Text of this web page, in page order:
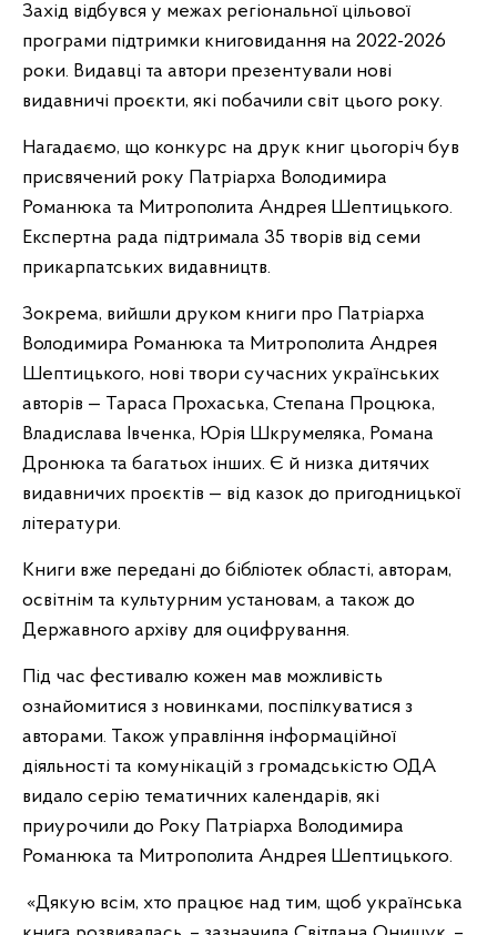
Захід відбувся у межах регіональної цільової
програми підтримки книговидання на 2022-2026
роки. Видавці та автори презентували нові
видавничі проєкти, які побачили світ цього року.
Нагадаємо, що конкурс на друк книг цьогоріч був
присвячений року Патріарха Володимира
Романюка та Митрополита Андрея Шептицького.
Експертна рада підтримала 35 творів від семи
прикарпатських видавництв.
Зокрема, вийшли друком книги про Патріарха
Володимира Романюка та Митрополита Андрея
Шептицького, нові твори сучасних українських
авторів — Тараса Прохаська, Степана Процюка,
Владислава Івченка, Юрія Шкрумеляка, Романа
Дронюка та багатьох інших. Є й низка дитячих
видавничих проєктів — від казок до пригодницької
літератури.
Книги вже передані до бібліотек області, авторам,
освітнім та культурним установам, а також до
Державного архіву для оцифрування.
Під час фестивалю кожен мав можливість
ознайомитися з новинками, поспілкуватися з
авторами. Також управління інформаційної
діяльності та комунікацій з громадськістю ОДА
видало серію тематичних календарів, які
приурочили до Року Патріарха Володимира
Романюка та Митрополита Андрея Шептицького.
«Дякую всім, хто працює над тим, щоб українська